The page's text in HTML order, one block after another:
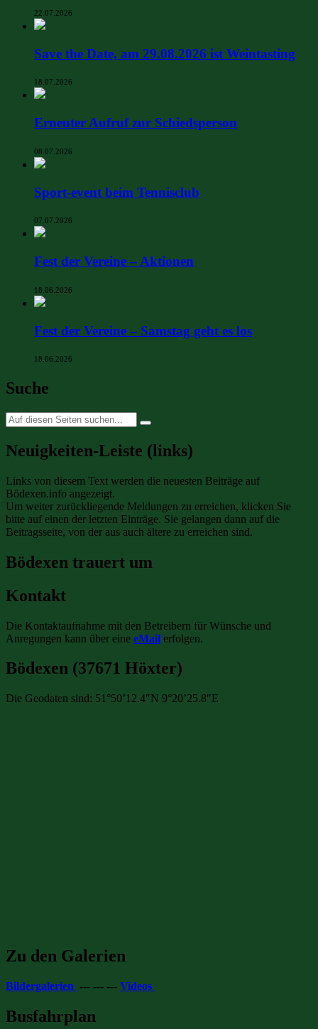
22.07.2026
Save the Date, am 29.08.2026 ist Weintasting
18.07.2026
Erneuter Aufruf zur Schiedsperson
08.07.2026
Sport-event beim Tennisclub
07.07.2026
Fest der Vereine – Aktionen
18.06.2026
Fest der Vereine – Samstag geht es los
18.06.2026
Suche
Suche
nach:
Neuigkeiten-Leiste (links)
Links von diesem Text werden die neuesten Beiträge auf
Bödexen.info angezeigt.
Um weiter zurückliegende Meldungen zu erreichen, klicken Sie
bitte auf einen der letzten Einträge. Sie gelangen dann auf die
Beitragsseite, von der aus auch ältere zu erreichen sind.
Bödexen trauert um
Kontakt
Die Kontaktaufnahme mit den Betreibern für Wünsche und
Anregungen kann über eine eMail erfolgen.
Bödexen (37671 Höxter)
Die Geodaten sind: 51°50’12.4″N 9°20’25.8″E
Zu den Galerien
Bildergalerien --- --- --- Videos
Busfahrplan